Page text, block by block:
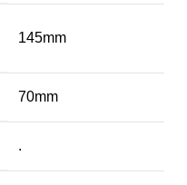
145mm
70mm
.